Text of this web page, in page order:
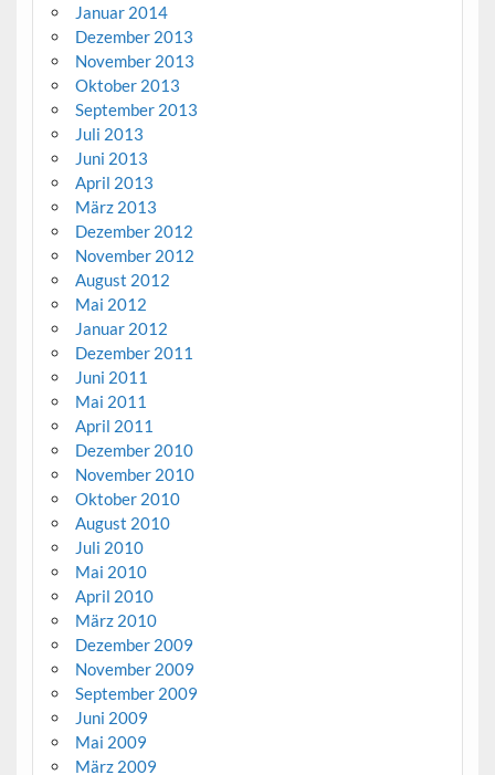
Januar 2014
Dezember 2013
November 2013
Oktober 2013
September 2013
Juli 2013
Juni 2013
April 2013
März 2013
Dezember 2012
November 2012
August 2012
Mai 2012
Januar 2012
Dezember 2011
Juni 2011
Mai 2011
April 2011
Dezember 2010
November 2010
Oktober 2010
August 2010
Juli 2010
Mai 2010
April 2010
März 2010
Dezember 2009
November 2009
September 2009
Juni 2009
Mai 2009
März 2009